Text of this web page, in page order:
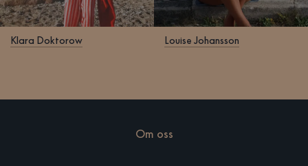
Klara Doktorow Louise Johansson
Om oss